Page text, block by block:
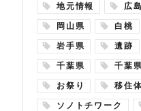
地元情報 広
岡山県 白桃
岩手県 遺跡
千葉県 千葉
お祭り 移住
ソノトチワーク